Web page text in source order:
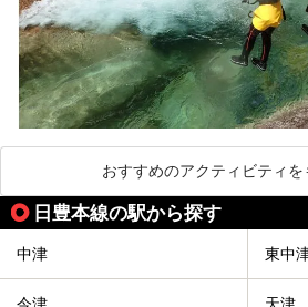
おすすめのアクティビティを
日豊本線の駅から探す
中津 東中